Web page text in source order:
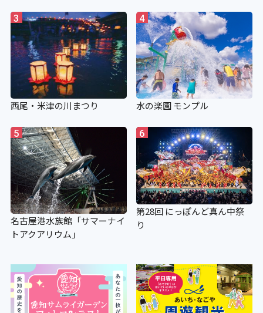
3
西尾・米津の川まつり
4
水の楽園 モンプル
5
名古屋港水族館「サマーナイ
トアクアリウム」
6
第28回 にっぽんど真ん中祭
り